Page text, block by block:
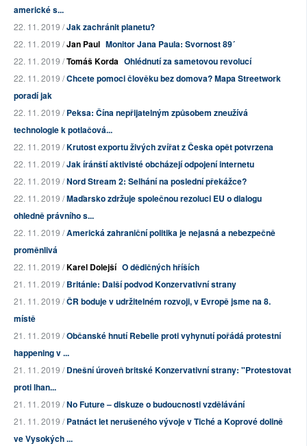
americké s...
22. 11. 2019 /Jak zachránit planetu?
22. 11. 2019 /Jan Paul Monitor Jana Paula: Svornost 89´
22. 11. 2019 /Tomáš Korda Ohlédnutí za sametovou revolucí
22. 11. 2019 /Chcete pomoci člověku bez domova? Mapa Streetwork
poradí jak
22. 11. 2019 /Peksa: Čína nepřijatelným způsobem zneužívá
technologie k potlačová...
22. 11. 2019 /Krutost exportu živých zvířat z Česka opět potvrzena
22. 11. 2019 /Jak íránští aktivisté obcházejí odpojení internetu
22. 11. 2019 /Nord Stream 2: Selhání na poslední překážce?
22. 11. 2019 /Maďarsko zdržuje společnou rezoluci EU o dialogu
ohledně právního s...
22. 11. 2019 /Americká zahraniční politika je nejasná a nebezpečně
proměnlivá
22. 11. 2019 /Karel Dolejší O dědičných hříších
21. 11. 2019 /Británie: Další podvod Konzervativní strany
21. 11. 2019 /ČR boduje v udržitelném rozvoji, v Evropě jsme na 8.
místě
21. 11. 2019 /Občanské hnutí Rebelie proti vyhynutí pořádá protestní
happening v ...
21. 11. 2019 /Dnešní úroveň britské Konzervativní strany: "Protestovat
proti lhan...
21. 11. 2019 /No Future – diskuze o budoucnosti vzdělávání
21. 11. 2019 /Patnáct let nerušeného vývoje v Tiché a Koprové dolině
ve Vysokých ...